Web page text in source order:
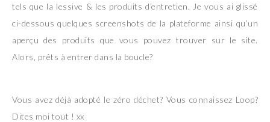
tels que la lessive & les produits d’entretien. Je vous ai glissé
ci-dessous quelques screenshots de la plateforme ainsi qu’un
aperçu des produits que vous pouvez trouver sur le site.
Alors, prêts à entrer dans la boucle?
Vous avez déjà adopté le zéro déchet? Vous connaissez Loop?
Dites moi tout ! xx